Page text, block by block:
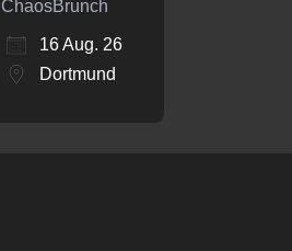
ChaosBrunch
16 Aug. 26
Dortmund